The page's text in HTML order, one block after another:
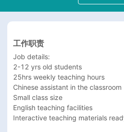
工作职责
Job details:
2-12 yrs old students
25hrs weekly teaching hours
Chinese assistant in the classroom
Small class size
English teaching facilities
Interactive teaching materials